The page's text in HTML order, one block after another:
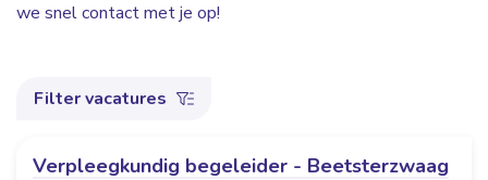
we snel contact met je op!
Filter vacatures
Verpleegkundig begeleider - Beetsterzwaag